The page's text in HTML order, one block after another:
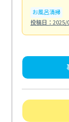
お風呂清掃
投稿日：2025/